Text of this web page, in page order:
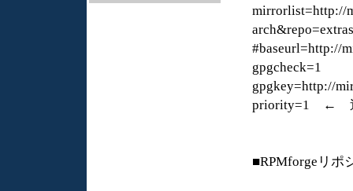
mirrorlist=http://
arch&repo=extras
#baseurl=http://
gpgcheck=1
gpgkey=http://
priority=1 ←
■RPMforgeリポ